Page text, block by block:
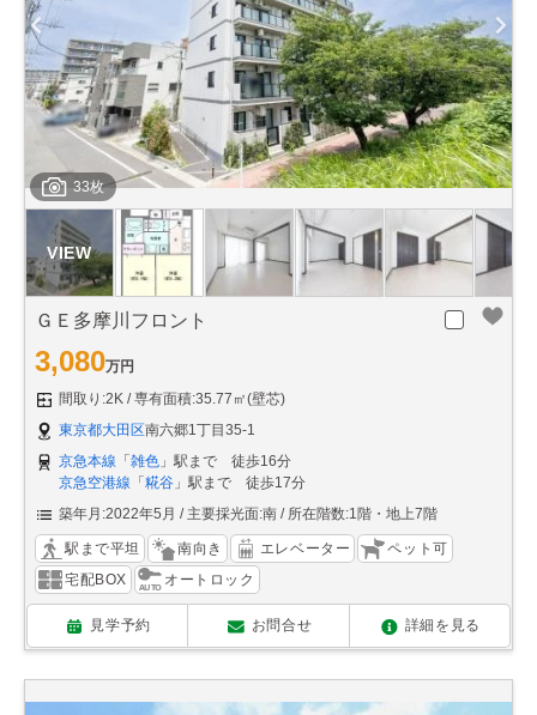
33枚
ＧＥ多摩川フロント
3,080万円
間取り:2K
専有面積:35.77㎡(壁芯)
東京都大田区南六郷1丁目35-1
京急本線 「 雑色 」駅まで 徒歩16分
京急空港線 「 糀谷 」駅まで 徒歩17分
築年月:2022年5月
主要採光面:南 所在階数:1階・地上7階
駅まで平坦 南向き エレベーター
ペット可
宅配BOX
オートロック
見学予約 お問合せ 詳細を見る